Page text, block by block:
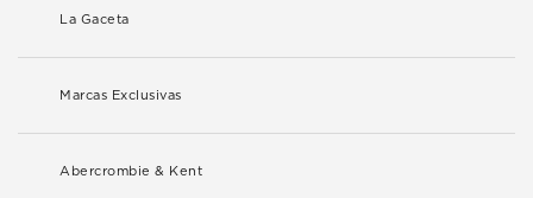
La Gaceta
Marcas Exclusivas
Abercrombie & Kent